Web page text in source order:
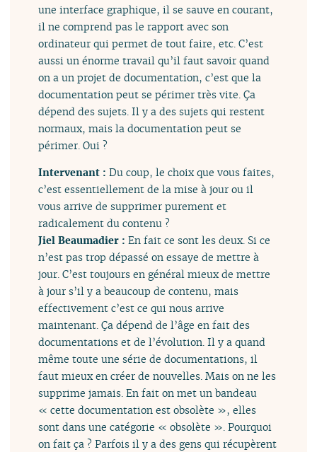
une interface graphique, il se sauve en courant,
il ne comprend pas le rapport avec son
ordinateur qui permet de tout faire, etc. C’est
aussi un énorme travail qu’il faut savoir quand
on a un projet de documentation, c’est que la
documentation peut se périmer très vite. Ça
dépend des sujets. Il y a des sujets qui restent
normaux, mais la documentation peut se
périmer. Oui ?
Intervenant : Du coup, le choix que vous faites,
c’est essentiellement de la mise à jour ou il
vous arrive de supprimer purement et
radicalement du contenu ?
Jiel Beaumadier : En fait ce sont les deux. Si ce
n’est pas trop dépassé on essaye de mettre à
jour. C’est toujours en général mieux de mettre
à jour s’il y a beaucoup de contenu, mais
effectivement c’est ce qui nous arrive
maintenant. Ça dépend de l’âge en fait des
documentations et de l’évolution. Il y a quand
même toute une série de documentations, il
faut mieux en créer de nouvelles. Mais on ne les
supprime jamais. En fait on met un bandeau
« cette documentation est obsolète », elles
sont dans une catégorie « obsolète ». Pourquoi
on fait ça ? Parfois il y a des gens qui récupèrent